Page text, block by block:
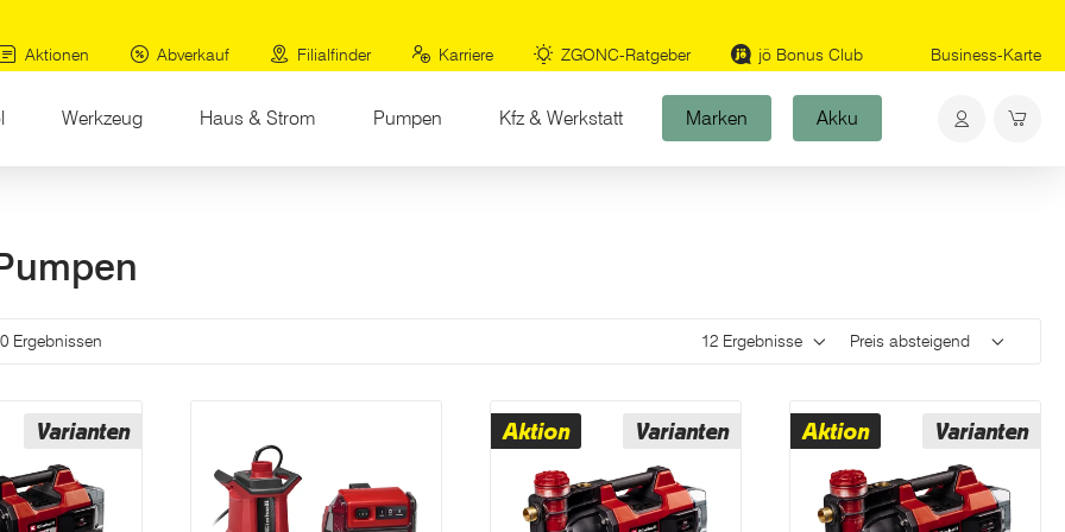
Aktionen
Abverkauf Filialfinder Karriere ZGONC-Ratgeber jö Bonus Club Business-Karte
Werkzeug Haus & Strom Pumpen Kfz & Werkstatt Marken Akku
Ergebnissen
Ergebnisse pro Seite Sortieren
Varianten Varianten
Aktion Varianten
Aktion